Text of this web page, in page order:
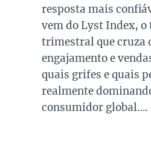
resposta mais
vem do Lyst Index,
trimestral que cruza
engajamento e
quais grifes e quais
realmente
consumidor global….